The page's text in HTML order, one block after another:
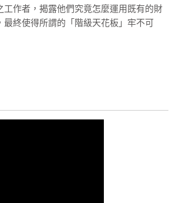
作者，揭露他們究竟怎麼運用既有的財
終使得所謂的「階級天花板」牢不可